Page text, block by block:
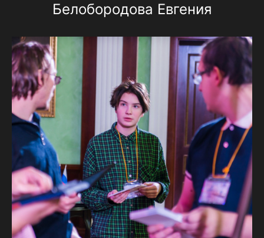
Белобородова Евгения